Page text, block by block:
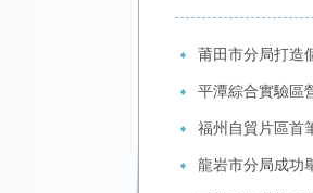
莆田市分局打造
平潭綜合實驗區
福州自貿片區首
龍岩市分局成功